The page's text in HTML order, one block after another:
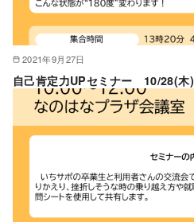
2021年9月27日
自己肯定力UPセミナー 10/28(木)